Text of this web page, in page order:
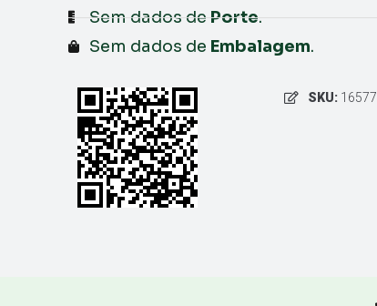
Sem dados de Porte.
Sem dados de Embalagem.
SKU: 16577